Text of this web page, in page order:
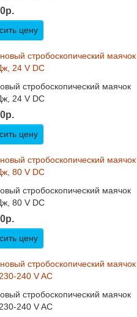
цену
стробоскопический маячок
24 V DC
цену
стробоскопический маячок
80 V DC
цену
стробоскопический маячок
240 V AC